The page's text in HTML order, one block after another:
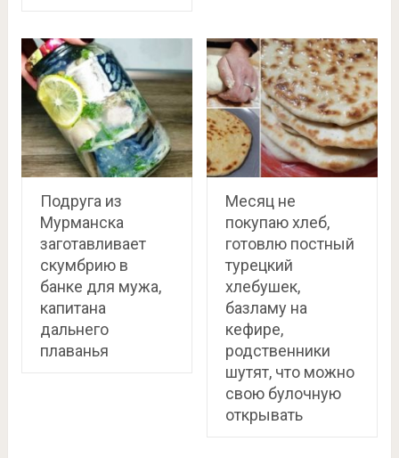
Подруга из
Мурманска
заготавливает
скумбрию в
банке для мужа,
капитана
дальнего
плаванья
Месяц не
покупаю хлеб,
готовлю постный
турецкий
хлебушек,
базламу на
кефире,
родственники
шутят, что можно
свою булочную
открывать